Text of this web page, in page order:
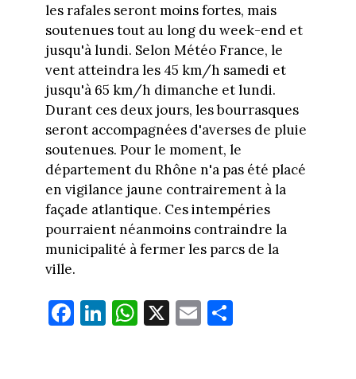
les rafales seront moins fortes, mais
soutenues tout au long du week-end et
jusqu'à lundi. Selon Météo France, le
vent atteindra les 45 km/h samedi et
jusqu'à 65 km/h dimanche et lundi.
Durant ces deux jours, les bourrasques
seront accompagnées d'averses de pluie
soutenues. Pour le moment, le
département du Rhône n'a pas été placé
en vigilance jaune contrairement à la
façade atlantique. Ces intempéries
pourraient néanmoins contraindre la
municipalité à fermer les parcs de la
ville.
Fa
ce
Li
nk
W
ha
X E
m
Pa